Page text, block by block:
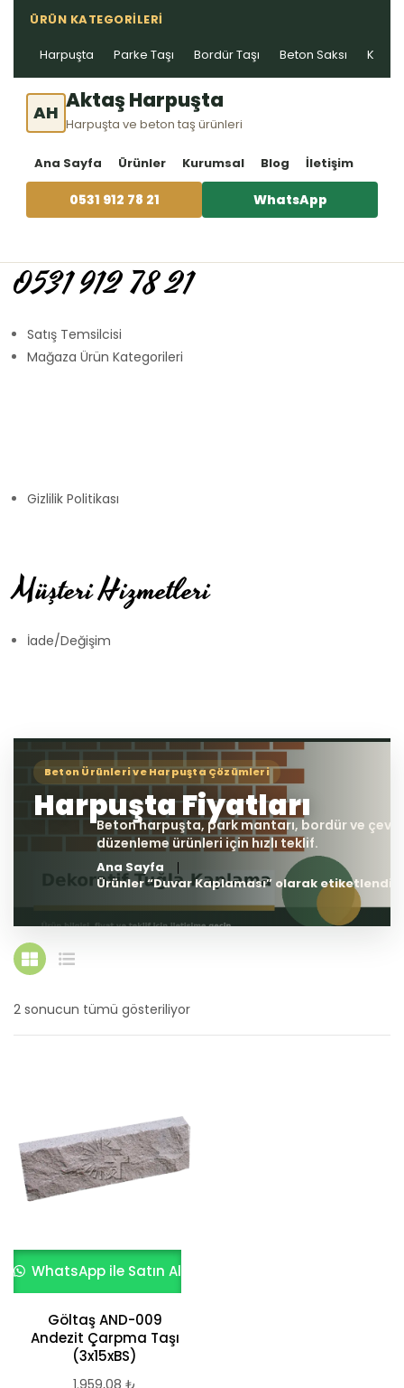
ÜRÜN KATEGORILERI
Harpuşta Parke Taşı Bordür Taşı Beton Saksı Kablo
AH Aktaş Harpuşta
Harpuşta ve beton taş ürünleri
Ana Sayfa Ürünler Kurumsal Blog İletişim
0531 912 78 21 WhatsApp
0531 912 78 21
Satış Temsilcisi
Mağaza Ürün Kategorileri
Gizlilik Politikası
Müşteri Hizmetleri
İade/Değişim
Ana Sayfa
Ürünler “Duvar Kaplaması” olarak etiketlendi
2 sonucun tümü gösteriliyor
WhatsApp ile Satın Al
Göltaş AND-009
Andezit Çarpma Taşı
(3x15xBS)
1.959,08 ₺